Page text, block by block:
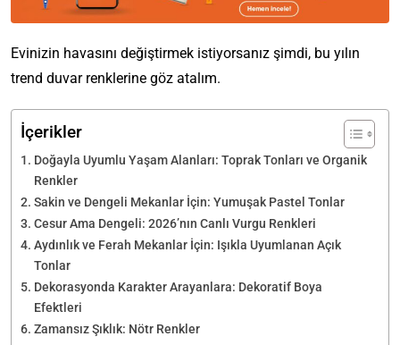
Evinizin havasını değiştirmek istiyorsanız şimdi, bu yılın
trend duvar renklerine göz atalım.
İçerikler
Doğayla Uyumlu Yaşam Alanları: Toprak Tonları ve Organik
Renkler
Sakin ve Dengeli Mekanlar İçin: Yumuşak Pastel Tonlar
Cesur Ama Dengeli: 2026’nın Canlı Vurgu Renkleri
Aydınlık ve Ferah Mekanlar İçin: Işıkla Uyumlanan Açık
Tonlar
Dekorasyonda Karakter Arayanlara: Dekoratif Boya
Efektleri
Zamansız Şıklık: Nötr Renkler